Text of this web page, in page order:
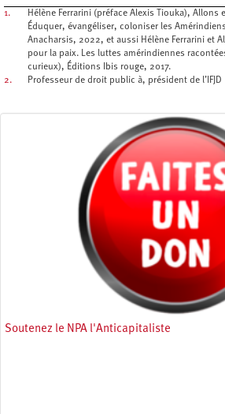
1.
Hélène Ferrarini (préface Alexis Tiouka), Allons
Éduquer, évangéliser, coloniser les
Anacharsis, 2022, et aussi Hélène Ferrarini et
pour la paix. Les luttes amérindiennes
curieux), Éditions Ibis rouge, 2017.
2.
Professeur de droit public à, président de l’IFJD
Soutenez le NPA l'Anticapitaliste